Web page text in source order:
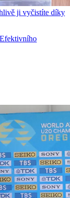
ji vyčistíte díky